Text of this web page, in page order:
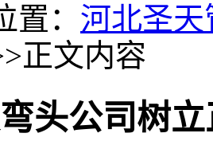
： 河北圣
正文内容
头公司树